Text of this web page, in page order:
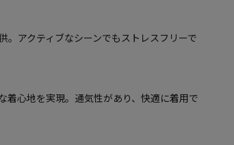
。アクティブなシーンでもストレスフリーで
着心地を実現。通気性があり、快適に着用で